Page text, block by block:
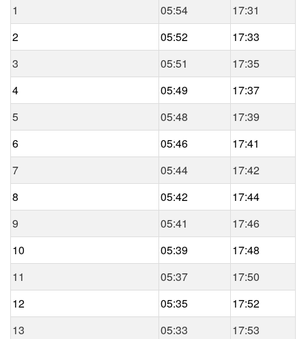
1
05:54
17:31
2
05:52
17:33
3
05:51
17:35
4
05:49
17:37
5
05:48
17:39
6
05:46
17:41
7
05:44
17:42
8
05:42
17:44
9
05:41
17:46
10
05:39
17:48
11
05:37
17:50
12
05:35
17:52
13
05:33
17:53